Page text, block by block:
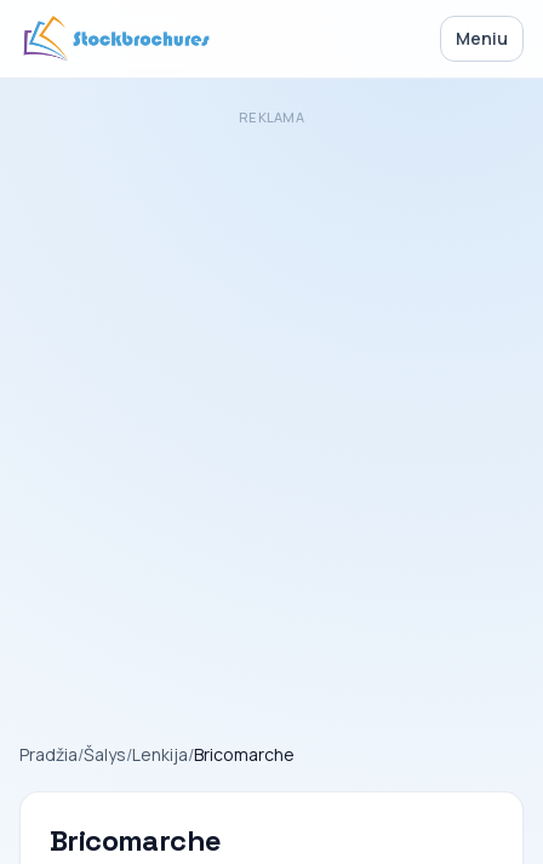
Meniu
REKLAMA
Pradžia/Šalys/Lenkija/Bricomarche
Bricomarche